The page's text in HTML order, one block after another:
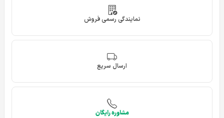
نمایندگی رسمی فروش
ارسال سریع
مشاوره رایگان